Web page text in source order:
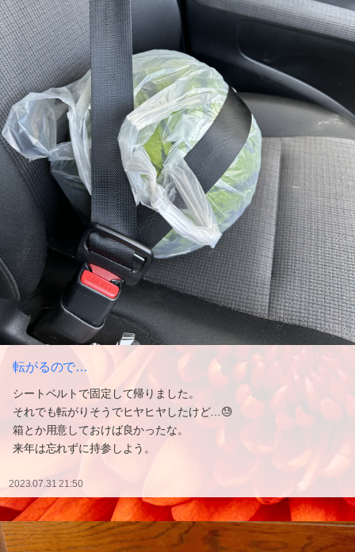
転がるので…
シートベルトで固定して帰りました。
それでも転がりそうでヒヤヒヤしたけど…😓
箱とか用意しておけば良かったな。
来年は忘れずに持参しよう。
2023.07.31 21:50